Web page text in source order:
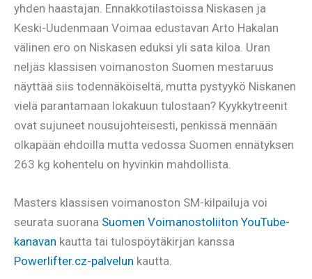
yhden haastajan. Ennakkotilastoissa Niskasen ja
Keski-Uudenmaan Voimaa edustavan Arto Hakalan
välinen ero on Niskasen eduksi yli sata kiloa. Uran
neljäs klassisen voimanoston Suomen mestaruus
näyttää siis todennäköiseltä, mutta pystyykö Niskanen
vielä parantamaan lokakuun tulostaan? Kyykkytreenit
ovat sujuneet nousujohteisesti, penkissä mennään
olkapään ehdoilla mutta vedossa Suomen ennätyksen
263 kg kohentelu on hyvinkin mahdollista.
Masters klassisen voimanoston SM-kilpailuja voi
seurata suorana Suomen Voimanostoliiton YouTube-
kanavan kautta tai tulospöytäkirjan kanssa
Powerlifter.cz-palvelun kautta.